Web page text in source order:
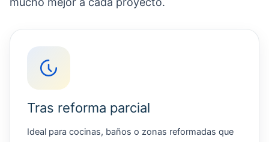
Tras reforma parcial
Ideal para cocinas, baños o zonas reformadas que